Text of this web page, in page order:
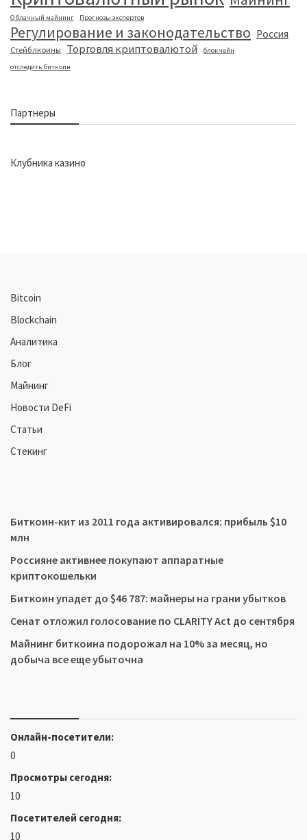
Облачный майнинг Прогнозы экспертов
Регулирование и законодательство Россия
Стейблкоины Торговля криптовалютой
блокчейн
отследить биткоин
Партнеры
Клубника казино
Bitcoin
Blockchain
Аналитика
Блог
Майнинг
Новости DeFi
Статьи
Стекинг
Биткоин-кит из 2011 года активировался: прибыль $10
млн
Россияне активнее покупают аппаратные
криптокошельки
Биткоин упадет до $46 787: майнеры на грани убытков
Сенат отложил голосование по CLARITY Act до сентября
Майнинг биткоина подорожал на 10% за месяц, но
добыча все еще убыточна
Онлайн-посетители:
0
Просмотры сегодня:
10
Посетителей сегодня:
10